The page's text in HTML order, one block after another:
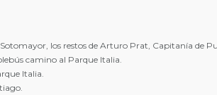
los restos de Arturo Prat, Capitanía de
camino al Parque Italia.
Italia.